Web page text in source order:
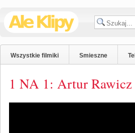
Wszystkie filmiki Smieszne
1 NA 1: Artur